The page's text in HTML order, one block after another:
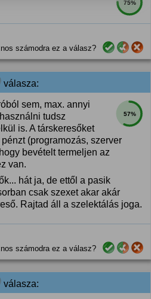
75%
számodra ez a válasz?
válasza:
57%
sem, max. annyi
tudsz
is. A társkeresőket
(programozás, szerver
bevételt termeljen az
van.
hát ja, de ettől a pasik
csak szexet akar akár
Rajtad áll a szelektálás joga.
számodra ez a válasz?
válasza: